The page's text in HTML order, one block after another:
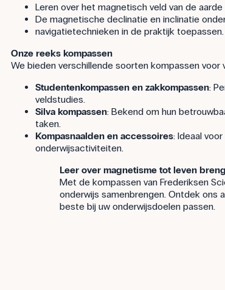
Leren over het magnetisch veld van de
De magnetische declinatie en inclinatie
navigatietechnieken in de praktijk toepassen.
Onze reeks kompassen
We bieden verschillende soorten kompassen voor
Studentenkompassen en zakkompassen:
veldstudies.
Silva kompassen: Bekend om hun
taken.
Kompasnaalden en accessoires: Ideaal
onderwijsactiviteiten.
Leer over magnetisme tot leven
Met de kompassen van Frederiksen
onderwijs samenbrengen. Ontdek ons
beste bij uw onderwijsdoelen passen.